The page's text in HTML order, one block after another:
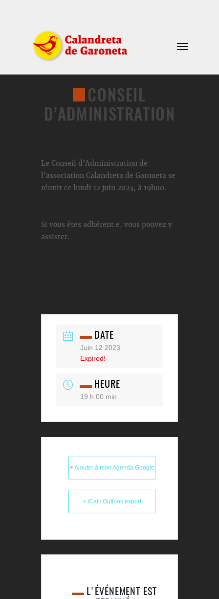
CONSEIL
D’ADMINISTRATION
Le Conseil d’Administration de
l’association Calandreta de Garoneta se
réunit ce lundi 12 juin 2023, à 19h00.
Si vous êtes adhérent.e, vous pouvez y
assister.
DATE
Juin 12 2023
Expired!
HEURE
19 h 00 min
+ Ajouter à mon Agenda Google
+ iCal / Outlook export
L'ÉVÉNEMENT EST